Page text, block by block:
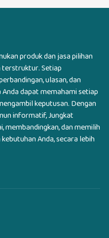
produk dan jasa pilihan
Setiap
ulasan, dan
dapat memahami setiap
keputusan. Dengan
informatif, Jungkat
membandingkan, dan memilih
Anda, secara lebih